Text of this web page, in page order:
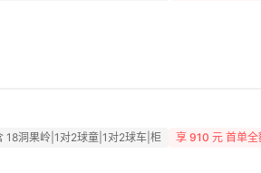
18洞果岭|1对2球童|1对2球车|柜 享 910 元 首单全